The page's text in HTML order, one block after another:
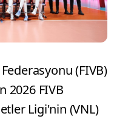
(FIVB)
2026 FIVB
Ligi'nin (VNL)